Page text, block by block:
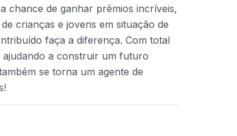
chance de ganhar prêmios incríveis,
crianças e jovens em situação de
faça a diferença. Com total
ajudando a construir um futuro
se torna um agente de